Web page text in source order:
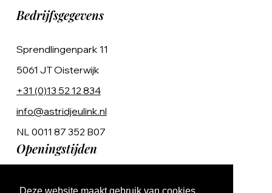
Bedrijfsgegevens
Sprendlingenpark 11
5061 JT Oisterwijk
+31 (0)13 52 12 834
info@astridjeulink.nl
NL 0011 87 352 B07
Openingstijden